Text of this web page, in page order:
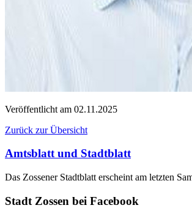
Veröffentlicht am 02.11.2025
Zurück zur Übersicht
Amtsblatt und Stadtblatt
Das Zossener Stadtblatt erscheint am letzten
Stadt Zossen bei Facebook